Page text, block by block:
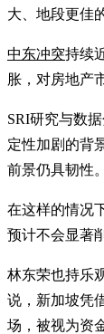
大、地段更佳
中东冲突持续
胀，对房地产
SRI研究与数
定性加剧的背
前景仍具韧性。
在这样的情况
预计不会显著
林东荣也持乐
说，新加坡凭
场，被视为资